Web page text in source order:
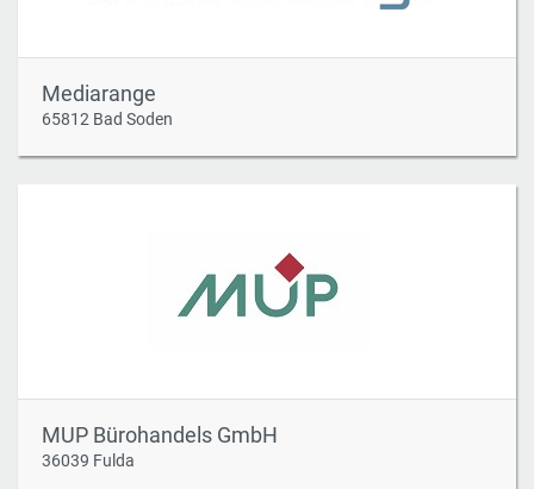
Mediarange
65812 Bad Soden
MUP Bürohandels GmbH
36039 Fulda